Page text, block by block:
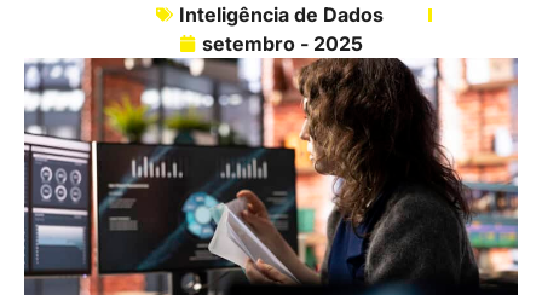
Inteligência de Dados
setembro - 2025